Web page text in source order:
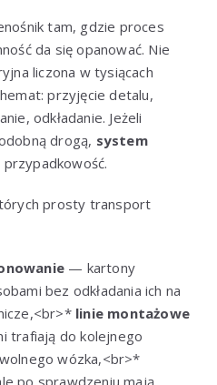
tam, gdzie proces
da się opanować. Nie
liczona w tysiącach
przyjęcie detalu,
odkładanie. Jeżeli
drogą, system
przypadkowość.
prosty transport
— kartony
bez odkładania ich na
linie montażowe
trafiają do kolejnego
wózka,<br>*
po sprawdzeniu mają